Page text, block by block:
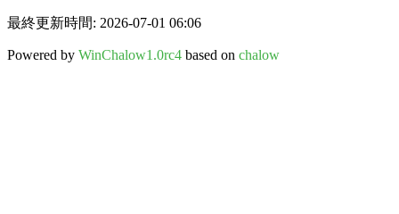
最終更新時間: 2026-07-01 06:06
Powered by WinChalow1.0rc4 based on chalow